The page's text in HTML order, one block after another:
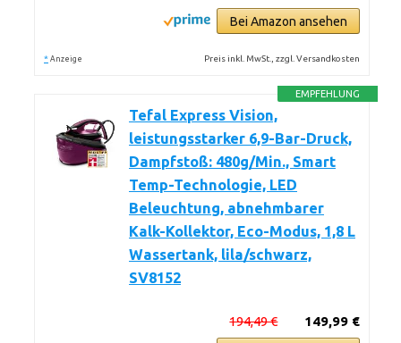
Bei Amazon ansehen
* Anzeige Preis inkl. MwSt., zzgl. Versandkosten
EMPFEHLUNG
Tefal Express Vision,
leistungsstarker 6,9-Bar-Druck,
Dampfstoß: 480g/Min., Smart
Temp-Technologie, LED
Beleuchtung, abnehmbarer
Kalk-Kollektor, Eco-Modus, 1,8 L
Wassertank, lila/schwarz,
SV8152
149,99 €
194,49 €